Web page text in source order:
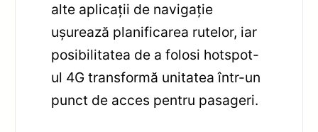
alte aplicații de navigație
ușurează planificarea rutelor, iar
posibilitatea de a folosi hotspot-
ul 4G transformă unitatea într-un
punct de acces pentru pasageri.